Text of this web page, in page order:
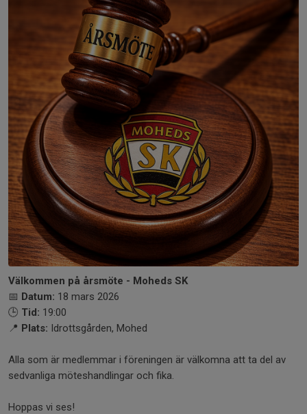
Välkommen på årsmöte - Moheds SK
📅 Datum: 18 mars 2026
🕒 Tid: 19:00
📍 Plats: Idrottsgården, Mohed
Alla som är medlemmar i föreningen är välkomna att ta del av
sedvanliga möteshandlingar och fika.
Hoppas vi ses!